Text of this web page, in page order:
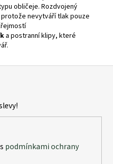
obličeje. Rozdvojený
nevytváří tlak pouze
a postranní klipy, které
podmínkami ochrany